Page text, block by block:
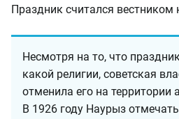
Праздник считался вестником
Несмотря на то, что
какой религии, советская
отменила его на территории
В 1926 году Наурыз